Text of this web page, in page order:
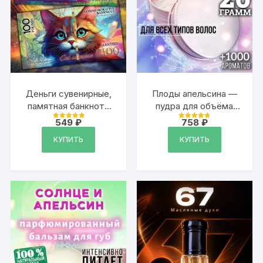
Деньги сувенирные,
памятная банкнота
100 фунтов
стерлингов
Оценка
549₽
КУПИТЬ
Плоды апельсина —
пудра для объёма
волос, 20 гр
Оценка
758 ₽
КУПИТЬ